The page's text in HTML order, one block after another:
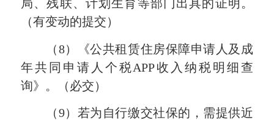
局、残联、计划生育等部门出具的证明。
（有变动的提交）
（8）《公共租赁住房保障申请人及成
年共同申请人个税APP收入纳税明细查
询》。（必交）
（9）若为自行缴交社保的，需提供近